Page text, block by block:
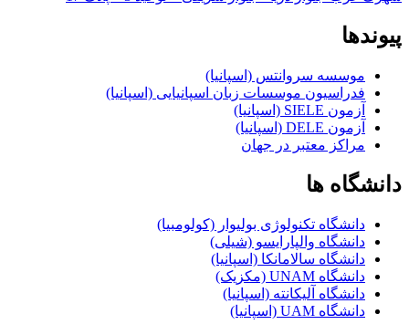
پیوندها
موسسه سروانتس (اسپانیا)
فدراسیون موسسات زبان اسپانیایی (اسپانیا)
آزمون SIELE (اسپانیا)
آزمون DELE (اسپانیا)
مراکز معتبر در جهان
دانشگاه ها
دانشگاه تکنولوژی بولیوار (کولومبیا)
دانشگاه والپارایسو (شیلی)
دانشگاه سالامانکا (اسپانیا)
دانشگاه UNAM (مکزیک)
دانشگاه آلیکانته (اسپانیا)
دانشگاه UAM (اسپانیا)